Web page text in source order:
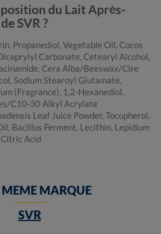
du Lait Après-
SVR ?
Propanediol, Vegetable Oil, Cocos
Carbonate, Cetearyl Alcohol,
Cera Alba/Beeswax/Cire
Sodium Stearoyl Glutamate,
(Fragrance), 1,2-Hexanediol,
C10-30 Alkyl Acrylate
Leaf Juice Powder, Tocopherol,
Bacillus Ferment, Lecithin, Lepidium
Acid
MEME MARQUE
SVR